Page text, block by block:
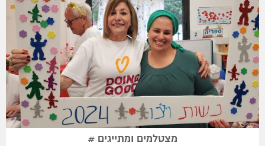
מצטלמים ומתייגים #